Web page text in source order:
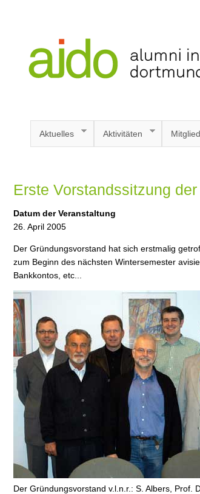
Aktuelles Aktivitäten
Erste Vorstandssitzung
Datum der Veranstaltung
26. April 2005
Der Gründungsvorstand hat sich erstmalig
zum Beginn des nächsten Wintersemester
Bankkontos, etc...
Der Gründungsvorstand v.l.n.r.: S. Albers, Prof.